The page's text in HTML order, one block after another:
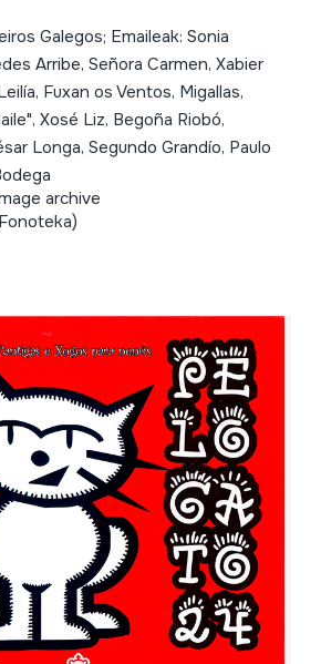
Galegos; Emaileak: Sonia
Arribe, Señora Carmen, Xabier
Fuxan os Ventos, Migallas,
Xosé Liz, Begoña Riobó,
Longa, Segundo Grandío, Paulo
archive